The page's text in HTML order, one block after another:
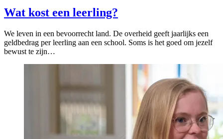
Wat kost een leerling?
We leven in een bevoorrecht land. De overheid geeft jaarlijks een
geldbedrag per leerling aan een school. Soms is het goed om jezelf
bewust te zijn…